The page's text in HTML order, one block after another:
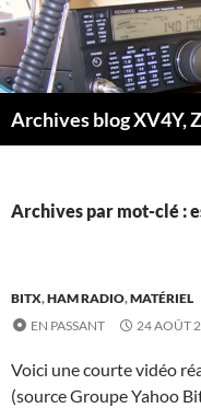
Aller
au
contenu
Archives blog XV4Y,
Archives par mot-clé :
BITX,HAM RADIO,MATÉRIEL
EN PASSANT
24 AOÛT
Voici une courte vidéo
(source Groupe Yahoo